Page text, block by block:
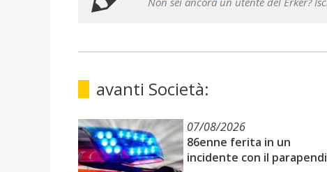
avanti Società:
07/08/2026
86enne ferita in un
incidente con il